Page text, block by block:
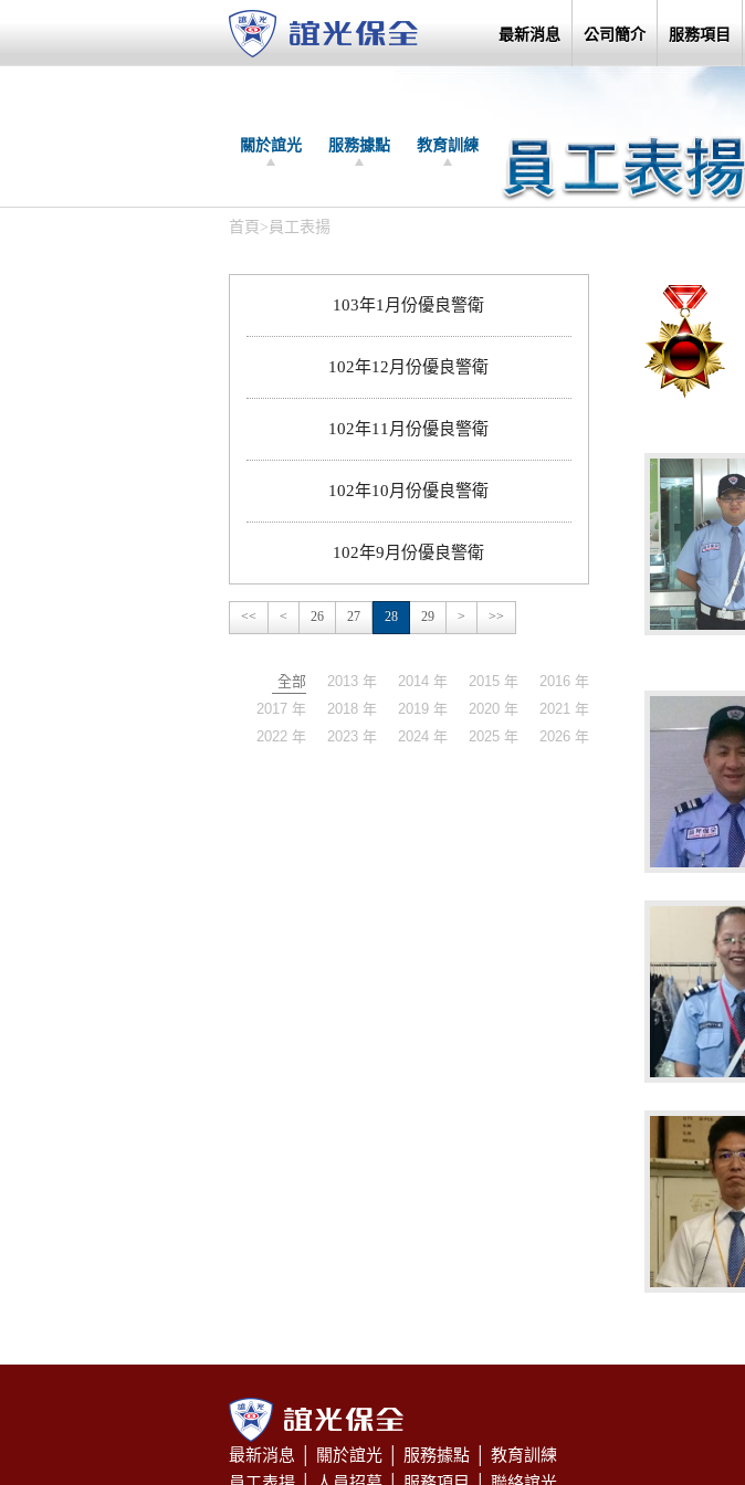
最新消息 公司簡介 服務項目
關於誼光 服務據點 教育訓練
首頁 > 員工表揚
103年1月份優良警衛
102年12月份優良警衛
102年11月份優良警衛
102年10月份優良警衛
102年9月份優良警衛
<< < 26 27 28 29 > >>
全部 2013 年 2014 年 2015 年
2016 年
2017 年
2018 年 2019 年 2020 年
2021 年
2022 年
2023 年 2024 年 2025 年 2026 年
最新消息 關於誼光 服務據點
教育訓練